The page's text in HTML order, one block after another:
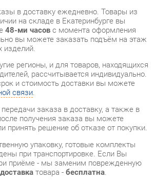
регионы, и для товаров, находящихся
рассчитывается индивидуально.
и стоимость доставки вы можете
связи
заказа в доставку, а также в
получения заказа вы можете
принять решение об отказе от покупки.
упаковку, готовые комплекты
при транспортировке. Если Вы
приёме - мы заменим поврежденную
товара -бесплатна.
Готовые комплекты
1 год, а на некоторые модели – 2